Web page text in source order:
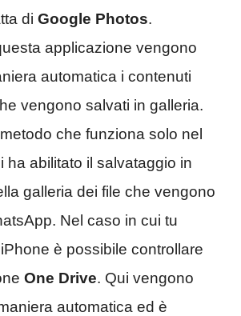
di Google Photos.
applicazione vengono
automatica i contenuti
vengono salvati in galleria.
che funziona solo nel
ha abilitato il salvataggio in
galleria dei file che vengono
Nel caso in cui tu
è possibile controllare
One Drive. Qui vengono
automatica ed è